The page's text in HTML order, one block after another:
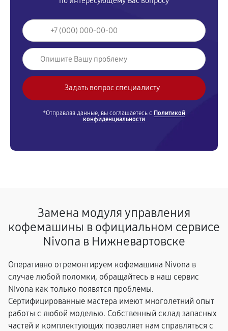
*Отправляя данные, вы соглашаетесь с Политикой
конфиденциальности
Замена модуля управления
кофемашины в официальном сервисе
Nivona в Нижневартовске
Оперативно отремонтируем кофемашина Nivona в
случае любой поломки, обращайтесь в наш сервис
Nivona как только появятся проблемы.
Сертифицированные мастера имеют многолетний опыт
работы с любой моделью. Собственный склад запасных
частей и комплектующих позволяет нам справляться с